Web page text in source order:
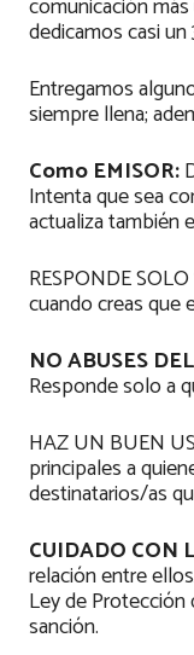
comunicación
dedicamos casi
Entregamos
siempre llena;
Como EMISOR:
Intenta que sea
actualiza también
RESPONDE
cuando creas que
NO ABUSES
Responde solo a
HAZ UN BUEN
principales a
destinatarios/as
CUIDADO CON
relación entre
Ley de
sanción.